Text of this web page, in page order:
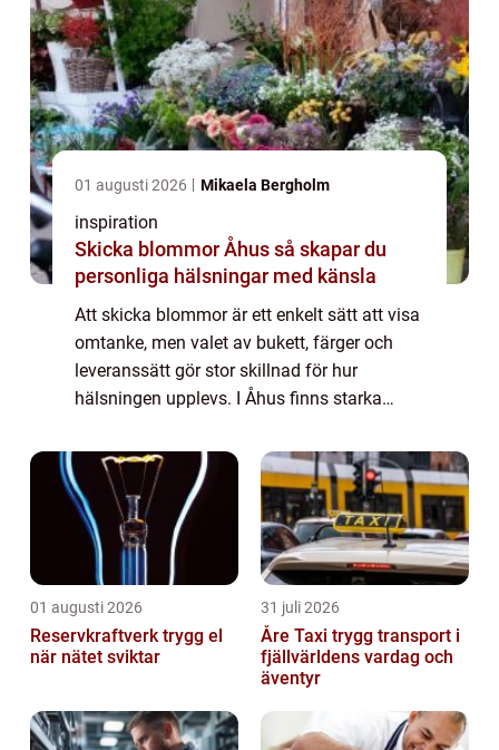
01 augusti 2026 Mikaela Bergholm
inspiration
Skicka blommor Åhus så skapar du
personliga hälsningar med känsla
Att skicka blommor är ett enkelt sätt att visa
omtanke, men valet av bukett, färger och
leveranssätt gör stor skillnad för hur
hälsningen upplevs. I Åhus finns starka
naturen, vilket ger extra många möj...
01 augusti 2026
Reservkraftverk trygg el
när nätet sviktar
31 juli 2026
Åre Taxi trygg transport i
fjällvärldens vardag och
äventyr